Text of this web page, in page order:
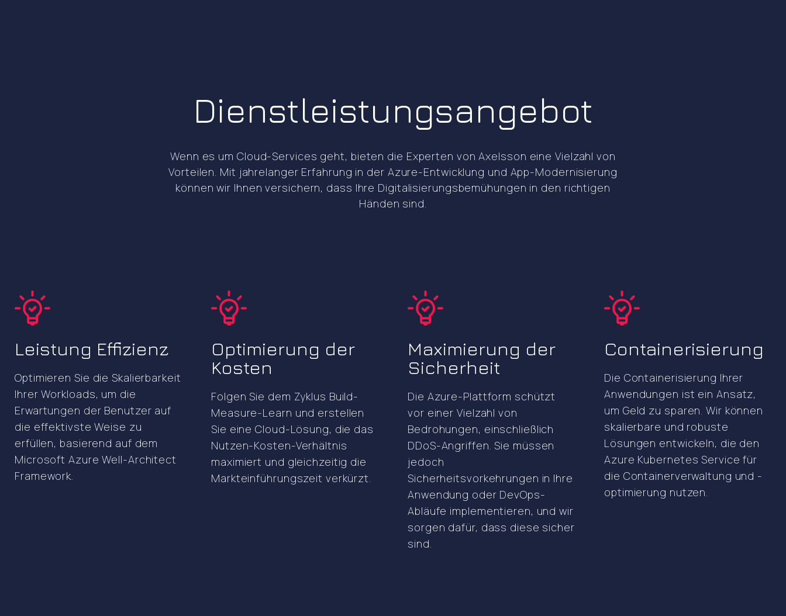
Dienstleistungsangebot
Wenn es um Cloud-Services geht, bieten die Experten von Axelsson eine Vielzahl von
Vorteilen. Mit jahrelanger Erfahrung in der Azure-Entwicklung und App-Modernisierung
können wir Ihnen versichern, dass Ihre Digitalisierungsbemühungen in den richtigen
Händen sind.
Leistung Effizienz
Optimieren Sie die Skalierbarkeit
Ihrer Workloads, um die
Erwartungen der Benutzer auf
die effektivste Weise zu
erfüllen, basierend auf dem
Microsoft Azure Well-Architect
Framework.
Optimierung der
Kosten
Folgen Sie dem Zyklus Build-
Measure-Learn und erstellen
Sie eine Cloud-Lösung, die das
Nutzen-Kosten-Verhältnis
maximiert und gleichzeitig die
Markteinführungszeit verkürzt.
Maximierung der
Sicherheit
Die Azure-Plattform schützt
vor einer Vielzahl von
Bedrohungen, einschließlich
DDoS-Angriffen. Sie müssen
jedoch
Sicherheitsvorkehrungen in Ihre
Anwendung oder DevOps-
Abläufe implementieren, und wir
sorgen dafür, dass diese sicher
sind.
Containerisierung
Die Containerisierung Ihrer
Anwendungen ist ein Ansatz,
um Geld zu sparen. Wir können
skalierbare und robuste
Lösungen entwickeln, die den
Azure Kubernetes Service für
die Containerverwaltung und -
optimierung nutzen.